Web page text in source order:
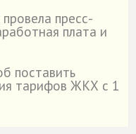
провела пресс-
плата и
поставить
тарифов ЖКХ с 1